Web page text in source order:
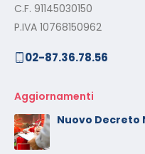
C.F. 91145030150
P.IVA 10768150962
02-87.36.78.56
Aggiornamenti
Nuovo Decreto